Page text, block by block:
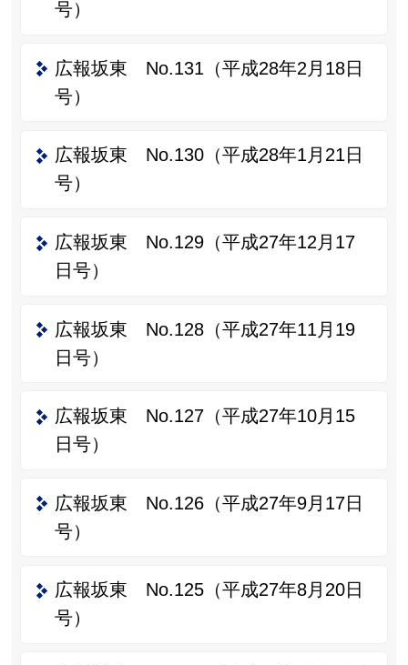
号）
広報坂東 No.131（平成28年2月18日
号）
広報坂東 No.130（平成28年1月21日
号）
広報坂東 No.129（平成27年12月17
日号）
広報坂東 No.128（平成27年11月19
日号）
広報坂東 No.127（平成27年10月15
日号）
広報坂東 No.126（平成27年9月17日
号）
広報坂東 No.125（平成27年8月20日
号）